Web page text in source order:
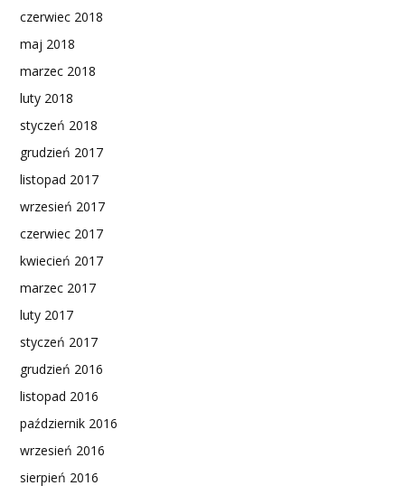
czerwiec 2018
maj 2018
marzec 2018
luty 2018
styczeń 2018
grudzień 2017
listopad 2017
wrzesień 2017
czerwiec 2017
kwiecień 2017
marzec 2017
luty 2017
styczeń 2017
grudzień 2016
listopad 2016
październik 2016
wrzesień 2016
sierpień 2016